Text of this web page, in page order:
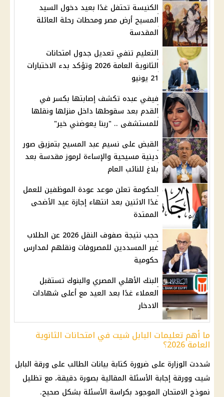
الكنيسة تحتفل غدًا بعيد دخول السيد
المسيح أرض مصر ومحطات رحلة العائلة
المقدسة
التعليم تنفي تعديل جدول امتحانات
الثانوية العامة 2026 وتؤكد بدء الاختبارات
21 يونيو
فيفي عبده تكشف إصابتها بكسر في
القدم بعد سقوطها داخل منزلها ونقلها
للمستشفى .. "ربنا يعوضني خير"
القبض على نسيم عبد المسيح بتمزيق صور
دينية مسيحية والإساءة لرموز مقدسة بعد
بلاغ للنائب العام
الحكومة تعلن موعد عودة الموظفين للعمل
غدًا الاثنين بعد انتهاء إجازة عيد الأضحى
الممتدة
حجب نتيجة صفوف النقل 2026 عن الطلاب
غير المسددين للمصروفات ونقلهم لمدارس
حكومية
البنك الأهلي المصري والبنوك تستقبل
العملاء غدًا بعد العيد مع أعلى شهادات
الادخار
ما أهم تعليمات البابل شيت في امتحانات الثانوية
العامة 2026؟
شددت الوزارة على ضرورة كتابة بيانات الطالب على ورقة البابل
شيت وورقة إجابة الأسئلة المقالية بصورة دقيقة، مع تظليل
نموذج الامتحان الموجود بكراسة الأسئلة بشكل صحيح.